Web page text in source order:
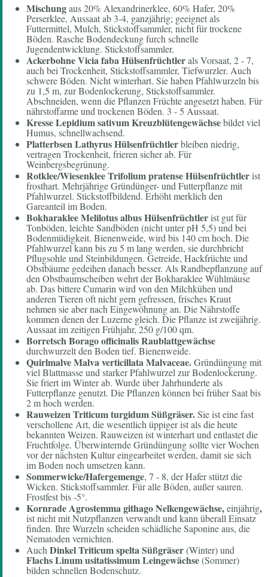
Mischungaus 20% Alexandrinerklee, 60% Hafer, 20%
Perserklee, Aussaat ab 3-4, ganzjährig; geeignet als
Futtermittel, Mulch, Stickstoffsammler, nicht für trockene
Böden. Rasche Bodendeckung furch schnelle
Jugendentwicklung. Stickstoffsammler.
AckerbohneVicia faba Hülsenfrüchtlerals Vorsaat, 2 - 7,
auch bei Trockenheit, Stickstoffsammler, Tiefwurzler. Auch
schwere Böden. Nicht winterhart. Sie haben Pfahlwurzeln bis
zu 1,5 m, zur Bodenlockerung, Stickstoffsammler.
Abschneiden, wenn die Pflanzen Früchte angesetzt haben. Für
nährstoffarme und trockenen Böden. 3 - 5 Aussaat.
KresseLepidium sativum Kreuzblütengewächsebildet viel
Humus, schnellwachsend.
PlatterbsenLathyrus Hülsenfrüchtlerbleiben niedrig,
vertragen Trockenheit, frieren sicher ab. Für
Weinbergsbegrünung.
Rotklee/WiesenkleeTrifolium pratense Hülsenfrüchtlerist
frosthart. Mehrjährige Gründünger- und Futterpflanze mit
Pfahlwurzel. Stickstoffbildend. Erhöht merklich den
Gareanteil im Boden.
BokharakleeMelilotus albus Hülsenfrüchtlerist gut für
Tonböden, leichte Sandböden (nicht unter pH 5,5) und bei
Bodenmüdigkeit. Bienenweide, wird bis 140 cm hoch. Die
Pfahlwurzel kann bis zu 5 m lang werden, sie durchbricht
Pflugsohle und Steinbildungen. Getreide, Hackfrüchte und
Obstbäume gedeihen danach besser. Als Randbepflanzung auf
den Obstbaumscheiben wehrt der Bokharaklee Wühlmäuse
ab. Das bittere Cumarin wird von den Milchkühen und
anderen Tieren oft nicht gern gefressen, frisches Kraut
nehmen sie aber nach Eingewöhnung an. Die Nährstoffe
kommen denen der Luzerne gleich. Die Pflanze ist zweijährig.
Aussaat im zeitigen Frühjahr, 250 g/100 qm.
BorretschBorago officinalisRaublattgewächse
durchwurzelt den Boden tief. Bienenweide.
Quirlmalve Malva verticillata Malvaceae.Gründüngung mit
viel Blattmasse und starker Pfahlwurzel zur Bodenlockerung.
Sie friert im Winter ab. Wurde über Jahrhunderte als
Futterpflanze genutzt. Die Pflanzen können bei früher Saat bis
2 m hoch werden.
Rauweizen Triticum turgidum Süßgräser.Sie ist eine fast
verschollene Art, die wesentlich üppiger ist als die heute
bekannten Weizen. Rauweizen ist winterhart und entlastet die
Fruchtfolge. Überwinternde Gründüngung sollte vier Wochen
vor der nächsten Kultur eingearbeitet werden, damit sie sich
im Boden noch umsetzen kann.
Sommerwicke/Hafergemenge, 7 - 8, der Hafer stützt die
Wicken. Stickstoffsammler. Für alle Böden, außer sauren.
Frostfest bis -5°.
Kornrade Agrostemma githago Nelkengewächse,einjährig,
ist nicht mit Nutzpflanzen verwandt und kann überall Einsatz
finden. Ihre Wurzeln scheiden schädliche Saponine aus, die
Nematoden vernichten.
Auch DinkelTriticum spelta Süßgräser(Winter) und
FlachsLinum usitatissimum Leingewächse(Sommer)
bilden schnellen Bodenschutz.